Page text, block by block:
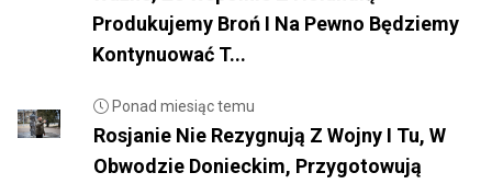
Produkujemy Broń I Na Pewno Będziemy
Kontynuować T...
Ponad miesiąc temu
Rosjanie Nie Rezygnują Z Wojny I Tu, W
Obwodzie Donieckim, Przygotowują